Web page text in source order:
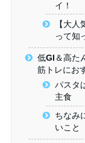
イ！
【大
って知
低GI＆高た
筋トレにお
パスタ
主食
ちなみ
いこと